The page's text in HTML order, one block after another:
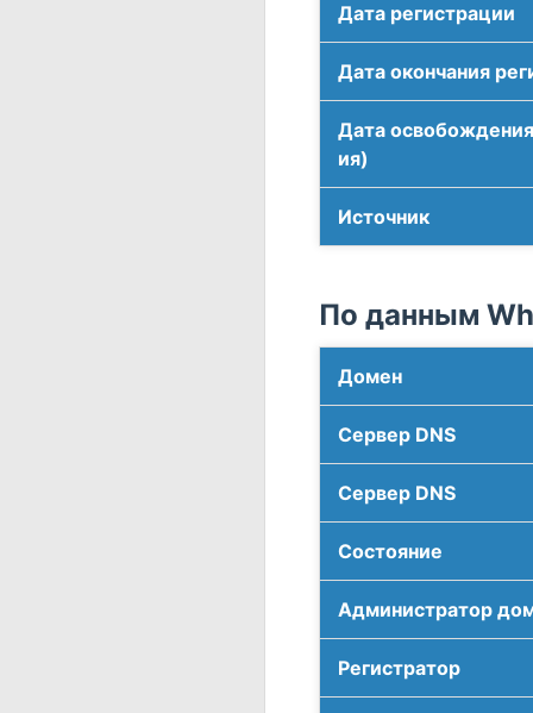
Дата регистрации
Дата окончания
Дата
ия)
Источник
По данным
Домен
Сервер DNS
Сервер DNS
Соcтояние
Администратор
Регистратор